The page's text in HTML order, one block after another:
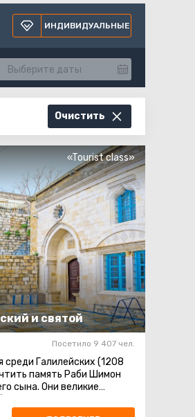
ИНДИВИДУАЛЬНЫЕ
Очистить
и святой
«Tourist class»
Посетило 9 407 чел.
среди Галилейских (1208
память Раби Шимон
сына. Они великие